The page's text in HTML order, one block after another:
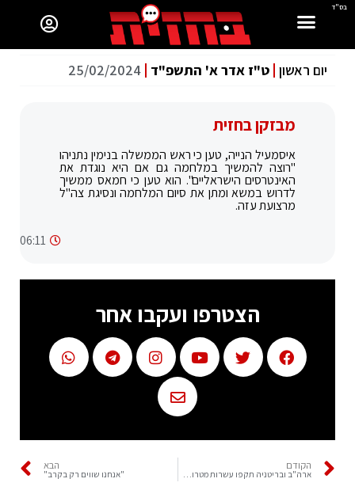
בס"ד
יום ראשון ט"ז אדר א' התשפ"ד 25/02/2024
מבזקן בחזית
איסמעיל הנייה, טען כי ראש הממשלה בנימין נתניהו
"רוצה להמשיך במלחמה גם אם היא נוגדת את
האינטרסים הישראליים". הוא טען כי חמאס ממשיך
לדרוש במשא ומתן את סיום המלחמה ונסיגת צה"ל
מרצועת עזה.
06:11
הצטרפו ועקבו אחר
הקודם הבא
"אנחנו שווים רק בקרב"